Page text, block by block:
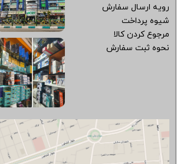
رویه ارسال سفارش
شیوه پرداخت
مرجوع کردن کالا
نحوه ثبت سفارش